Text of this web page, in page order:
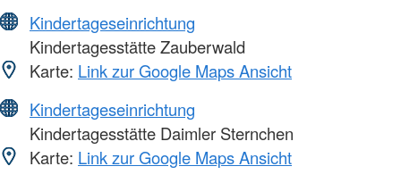
Kindertageseinrichtung
Kindertagesstätte Zauberwald
Karte: Link zur Google Maps Ansicht
Kindertageseinrichtung
Kindertagesstätte Daimler Sternchen
Karte: Link zur Google Maps Ansicht